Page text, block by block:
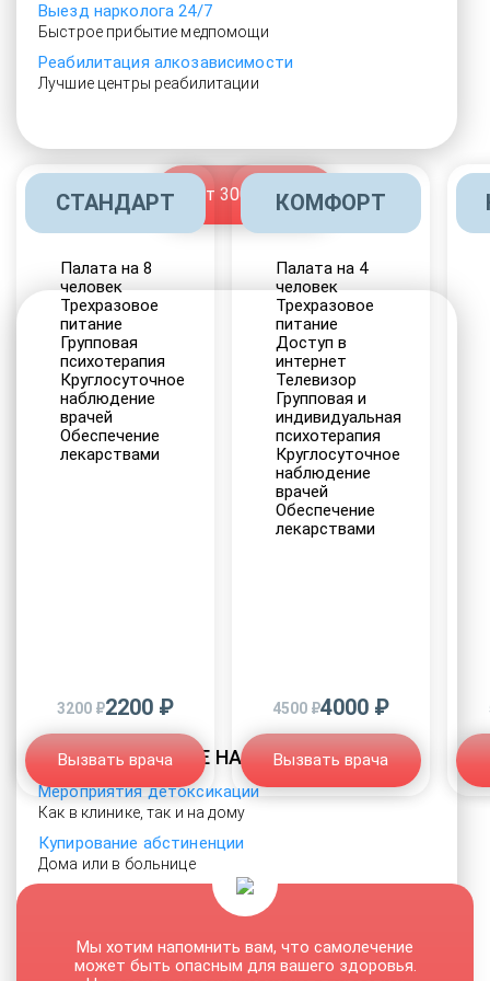
Выезд нарколога 24/7
Быстрое прибытие медпомощи
Реабилитация алкозависимости
Лучшие центры реабилитации
От 3000 руб.
ЛЕЧЕНИЕ НАРКОМАНИИ
Мероприятия детоксикации
Как в клинике, так и на дому
Купирование абстиненции
Дома или в больнице
Безопасно и без стресса
Реабилитация наркозависимости
Только проверенные клиники
СТАНДАРТ
Палата на 8
человек
Трехразовое
питание
Групповая
психотерапия
Круглосуточное
наблюдение
врачей
Обеспечение
лекарствами
3200 ₽2200 ₽
Вызвать врача
КОМФОРТ
Палата на 4
человек
Трехразовое
питание
Доступ в
интернет
Телевизор
Групповая и
индивидуальная
психотерапия
Круглосуточное
наблюдение
врачей
Обеспечение
лекарствами
4500 ₽4000 ₽
Вызвать врача
Мы хотим напомнить вам, что самолечение
может быть опасным для вашего здоровья.